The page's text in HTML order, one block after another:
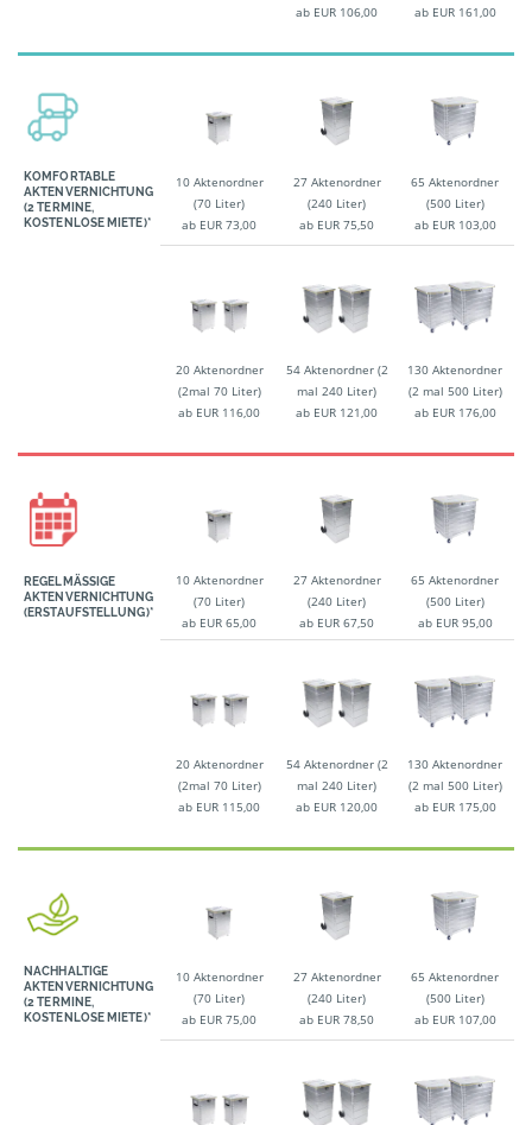
ab EUR 106,00
ab EUR 161,00
KOMFORTABLE
AKTENVERNICHTUNG
(2 TERMINE,
KOSTENLOSE MIETE)*
10 Aktenordner
(70 Liter)
ab EUR 73,00
27 Aktenordner
(240 Liter)
ab EUR 75,50
65 Aktenordner
(500 Liter)
ab EUR 103,00
20 Aktenordner
(2mal 70 Liter)
ab EUR 116,00
54 Aktenordner (2
mal 240 Liter)
ab EUR 121,00
130 Aktenordner
(2 mal 500 Liter)
ab EUR 176,00
REGELMÄSSIGE A
KTENVERNICHTUNG
(ERSTAUFSTELLUNG)*
10 Aktenordner
(70 Liter)
ab EUR 65,00
27 Aktenordner
(240 Liter)
ab EUR 67,50
65 Aktenordner
(500 Liter)
ab EUR 95,00
20 Aktenordner
(2mal 70 Liter)
ab EUR 115,00
54 Aktenordner (2
mal 240 Liter)
ab EUR 120,00
130 Aktenordner
(2 mal 500 Liter)
ab EUR 175,00
NACHHALTIGE
AKTENVERNICHTUNG
(2 TERMINE,
KOSTENLOSE MIETE)*
10 Aktenordner
(70 Liter)
ab EUR 75,00
27 Aktenordner
(240 Liter)
ab EUR 78,50
65 Aktenordner
(500 Liter)
ab EUR 107,00